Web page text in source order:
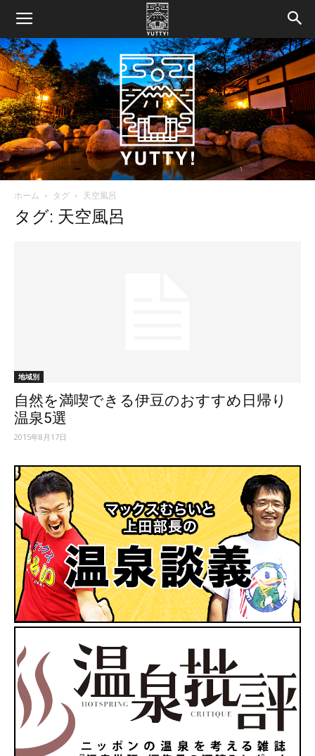
テ
ィ】
ホーム タグ 天空風呂
タグ: 天空風呂
地域別
自然を満喫できる伊豆のおすすめ日帰り
温泉5選
2015年8月17日